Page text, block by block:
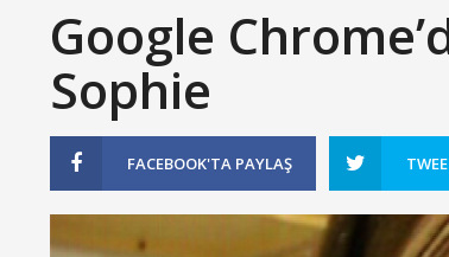
Google
Sophie
FACEBOOK'TA PAYLAŞ